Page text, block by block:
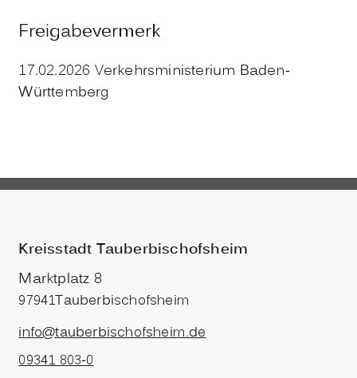
Freigabevermerk
17.02.2026 Verkehrsministerium Baden-
Württemberg
Kreisstadt Tauberbischofsheim
Marktplatz 8
97941Tauberbischofsheim
info@tauberbischofsheim.de
09341 803-0